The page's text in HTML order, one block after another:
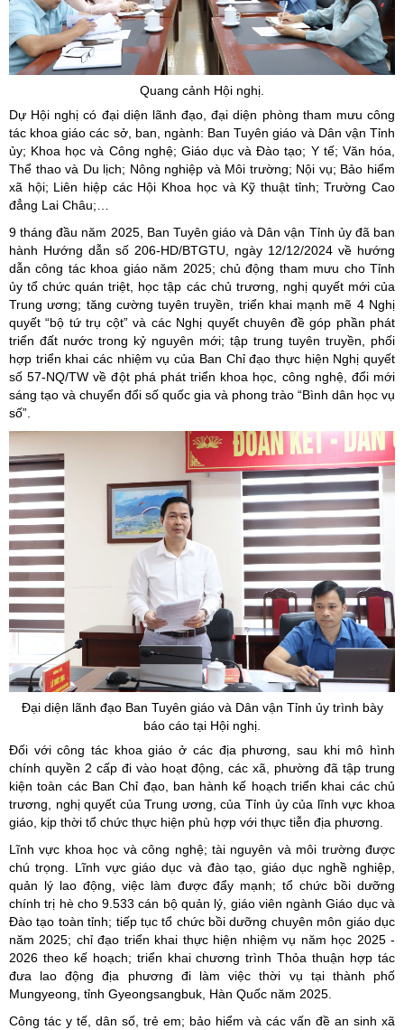
Quang cảnh Hội nghị.
Dự Hội nghị có đại diện lãnh đạo, đại diện phòng tham mưu công
tác khoa giáo các sở, ban, ngành: Ban Tuyên giáo và Dân vận Tỉnh
ủy; Khoa học và Công nghệ; Giáo dục và Đào tạo; Y tế; Văn hóa,
Thể thao và Du lịch; Nông nghiệp và Môi trường; Nội vụ; Bảo hiểm
xã hội; Liên hiệp các Hội Khoa học và Kỹ thuật tỉnh; Trường Cao
đẳng Lai Châu;…
9 tháng đầu năm 2025, Ban Tuyên giáo và Dân vận Tỉnh ủy đã ban
hành Hướng dẫn số 206-HD/BTGTU, ngày 12/12/2024 về hướng
dẫn công tác khoa giáo năm 2025; chủ động tham mưu cho Tỉnh
ủy tổ chức quán triệt, học tập các chủ trương, nghị quyết mới của
Trung ương; tăng cường tuyên truyền, triển khai mạnh mẽ 4 Nghị
quyết “bộ tứ trụ cột” và các Nghị quyết chuyên đề góp phần phát
triển đất nước trong kỷ nguyên mới; tập trung tuyên truyền, phối
hợp triển khai các nhiệm vụ của Ban Chỉ đạo thực hiện Nghị quyết
số 57-NQ/TW về đột phá phát triển khoa học, công nghệ, đổi mới
sáng tạo và chuyển đổi số quốc gia và phong trào “Bình dân học vụ
số”.
Đại diện lãnh đạo Ban Tuyên giáo và Dân vận Tỉnh ủy trình bày
báo cáo tại Hội nghị.
Đối với công tác khoa giáo ở các địa phương, sau khi mô hình
chính quyền 2 cấp đi vào hoạt động, các xã, phường đã tập trung
kiện toàn các Ban Chỉ đạo, ban hành kế hoạch triển khai các chủ
trương, nghị quyết của Trung ương, của Tỉnh ủy của lĩnh vực khoa
giáo, kịp thời tổ chức thực hiện phù hợp với thực tiễn địa phương.
Lĩnh vực khoa học và công nghệ; tài nguyên và môi trường được
chú trọng. Lĩnh vực giáo dục và đào tạo, giáo dục nghề nghiệp,
quản lý lao động, việc làm được đẩy mạnh; tổ chức bồi dưỡng
chính trị hè cho 9.533 cán bộ quản lý, giáo viên ngành Giáo dục và
Đào tạo toàn tỉnh; tiếp tục tổ chức bồi dưỡng chuyên môn giáo dục
năm 2025; chỉ đạo triển khai thực hiện nhiệm vụ năm học 2025 -
2026 theo kế hoạch; triển khai chương trình Thỏa thuận hợp tác
đưa lao động địa phương đi làm việc thời vụ tại thành phố
Mungyeong, tỉnh Gyeongsangbuk, Hàn Quốc năm 2025.
Công tác y tế, dân số, trẻ em; bảo hiểm và các vấn đề an sinh xã